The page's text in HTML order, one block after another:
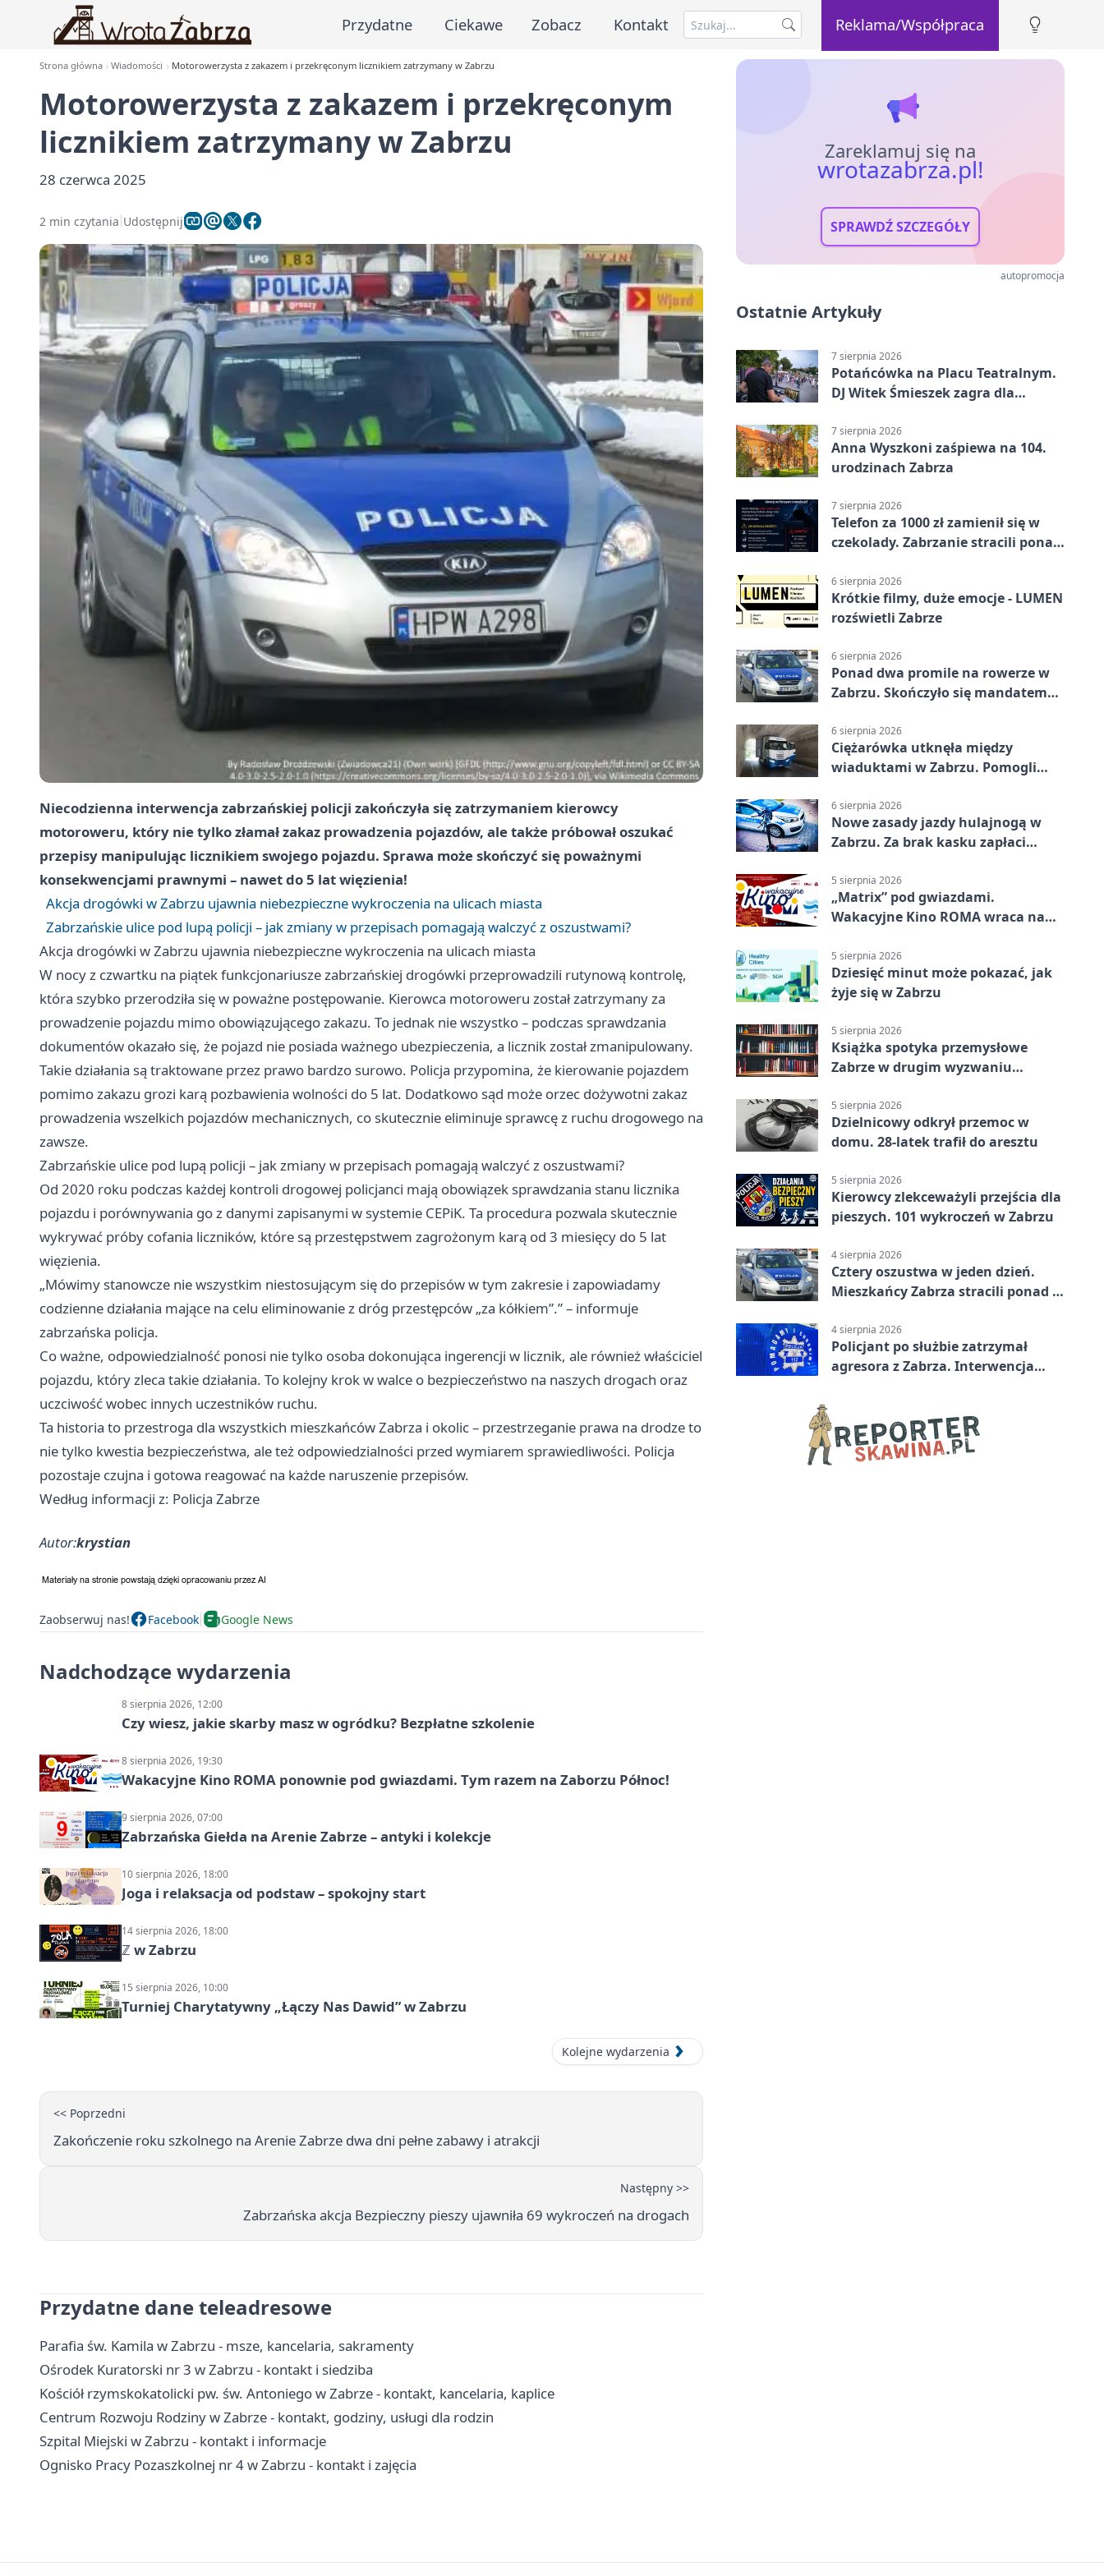
Przydatne Ciekawe Zobacz Kontakt Reklama/Współpraca
Strona główna Wiadomości Motorowerzysta z zakazem i przekręconym licznikiem zatrzymany w Zabrzu
Motorowerzysta z zakazem i przekręconym
licznikiem zatrzymany w Zabrzu
28 czerwca 2025
2 min czytania Udostępnij
Niecodzienna interwencja zabrzańskiej policji zakończyła się zatrzymaniem kierowcy
motoroweru, który nie tylko złamał zakaz prowadzenia pojazdów, ale także próbował oszukać
przepisy manipulując licznikiem swojego pojazdu. Sprawa może skończyć się poważnymi
konsekwencjami prawnymi – nawet do 5 lat więzienia!
Akcja drogówki w Zabrzu ujawnia niebezpieczne wykroczenia na ulicach miasta
Zabrzańskie ulice pod lupą policji – jak zmiany w przepisach pomagają walczyć z oszustwami?
Akcja drogówki w Zabrzu ujawnia niebezpieczne wykroczenia na ulicach miasta
W nocy z czwartku na piątek funkcjonariusze zabrzańskiej drogówki przeprowadzili rutynową kontrolę,
która szybko przerodziła się w poważne postępowanie. Kierowca motoroweru został zatrzymany za
prowadzenie pojazdu mimo obowiązującego zakazu. To jednak nie wszystko – podczas sprawdzania
dokumentów okazało się, że pojazd nie posiada ważnego ubezpieczenia, a licznik został zmanipulowany.
Takie działania są traktowane przez prawo bardzo surowo. Policja przypomina, że kierowanie pojazdem
pomimo zakazu grozi karą pozbawienia wolności do 5 lat. Dodatkowo sąd może orzec dożywotni zakaz
prowadzenia wszelkich pojazdów mechanicznych, co skutecznie eliminuje sprawcę z ruchu drogowego na
zawsze.
Zabrzańskie ulice pod lupą policji – jak zmiany w przepisach pomagają walczyć z oszustwami?
Od 2020 roku podczas każdej kontroli drogowej policjanci mają obowiązek sprawdzania stanu licznika
pojazdu i porównywania go z danymi zapisanymi w systemie CEPiK. Ta procedura pozwala skutecznie
wykrywać próby cofania liczników, które są przestępstwem zagrożonym karą od 3 miesięcy do 5 lat
więzienia.
„Mówimy stanowcze nie wszystkim niestosującym się do przepisów w tym zakresie i zapowiadamy
codzienne działania mające na celu eliminowanie z dróg przestępców „za kółkiem”.” – informuje
zabrzańska policja.
Co ważne, odpowiedzialność ponosi nie tylko osoba dokonująca ingerencji w licznik, ale również właściciel
pojazdu, który zleca takie działania. To kolejny krok w walce o bezpieczeństwo na naszych drogach oraz
uczciwość wobec innych uczestników ruchu.
Ta historia to przestroga dla wszystkich mieszkańców Zabrza i okolic – przestrzeganie prawa na drodze to
nie tylko kwestia bezpieczeństwa, ale też odpowiedzialności przed wymiarem sprawiedliwości. Policja
pozostaje czujna i gotowa reagować na każde naruszenie przepisów.
Według informacji z: Policja Zabrze
Autor:krystian
Zaobserwuj nas! Facebook Google News
Nadchodzące wydarzenia
8 sierpnia 2026, 12:00
Czy wiesz, jakie skarby masz w ogródku? Bezpłatne szkolenie
8 sierpnia 2026, 19:30
Wakacyjne Kino ROMA ponownie pod gwiazdami. Tym razem na Zaborzu Północ!
9 sierpnia 2026, 07:00
Zabrzańska Giełda na Arenie Zabrze – antyki i kolekcje
10 sierpnia 2026, 18:00
Joga i relaksacja od podstaw – spokojny start
14 sierpnia 2026, 18:00
ℤ w Zabrzu
15 sierpnia 2026, 10:00
Turniej Charytatywny „Łączy Nas Dawid” w Zabrzu
Kolejne wydarzenia
<< Poprzedni
Zakończenie roku szkolnego na Arenie Zabrze dwa dni pełne zabawy i atrakcji
Następny >>
Zabrzańska akcja Bezpieczny pieszy ujawniła 69 wykroczeń na drogach
Przydatne dane teleadresowe
Parafia św. Kamila w Zabrzu - msze, kancelaria, sakramenty
Ośrodek Kuratorski nr 3 w Zabrzu - kontakt i siedziba
Kościół rzymskokatolicki pw. św. Antoniego w Zabrze - kontakt, kancelaria, kaplice
Centrum Rozwoju Rodziny w Zabrze - kontakt, godziny, usługi dla rodzin
Szpital Miejski w Zabrzu - kontakt i informacje
Ognisko Pracy Pozaszkolnej nr 4 w Zabrzu - kontakt i zajęcia
Zareklamuj się na
wrotazabrza.pl!
SPRAWDŹ SZCZEGÓŁY
autopromocja
Ostatnie Artykuły
7 sierpnia 2026
Potańcówka na Placu Teatralnym.
DJ Witek Śmieszek zagra dla
7 sierpnia 2026
Anna Wyszkoni zaśpiewa na 104.
urodzinach Zabrza
7 sierpnia 2026
Telefon za 1000 zł zamienił się w
czekolady. Zabrzanie stracili ponad
6 sierpnia 2026
Krótkie filmy, duże emocje - LUMEN
rozświetli Zabrze
6 sierpnia 2026
Ponad dwa promile na rowerze w
Zabrzu. Skończyło się mandatem
6 sierpnia 2026
Ciężarówka utknęła między
wiaduktami w Zabrzu. Pomogli
6 sierpnia 2026
Nowe zasady jazdy hulajnogą w
Zabrzu. Za brak kasku zapłaci
5 sierpnia 2026
„Matrix” pod gwiazdami.
Wakacyjne Kino ROMA wraca na
5 sierpnia 2026
Dziesięć minut może pokazać, jak
żyje się w Zabrzu
5 sierpnia 2026
Książka spotyka przemysłowe
Zabrze w drugim wyzwaniu
5 sierpnia 2026
Dzielnicowy odkrył przemoc w
domu. 28-latek trafił do aresztu
5 sierpnia 2026
Kierowcy zlekceważyli przejścia dla
pieszych. 101 wykroczeń w Zabrzu
4 sierpnia 2026
Cztery oszustwa w jeden dzień.
Mieszkańcy Zabrza stracili ponad 6
4 sierpnia 2026
Policjant po służbie zatrzymał
agresora z Zabrza. Interwencja